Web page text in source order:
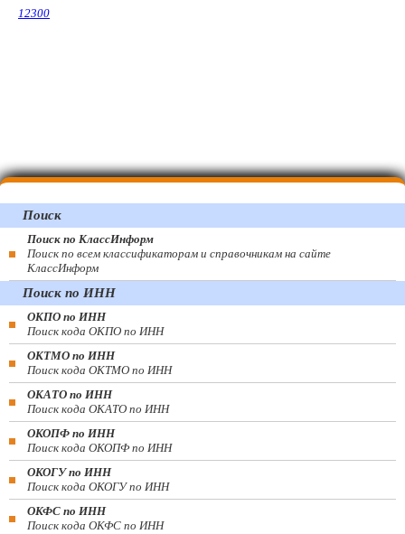
12300
Поиск
Поиск по КлассИнформ
Поиск по всем классификаторам и справочникам на сайте
КлассИнформ
Поиск по ИНН
ОКПО по ИНН
Поиск кода ОКПО по ИНН
ОКТМО по ИНН
Поиск кода ОКТМО по ИНН
ОКАТО по ИНН
Поиск кода ОКАТО по ИНН
ОКОПФ по ИНН
Поиск кода ОКОПФ по ИНН
ОКОГУ по ИНН
Поиск кода ОКОГУ по ИНН
ОКФС по ИНН
Поиск кода ОКФС по ИНН